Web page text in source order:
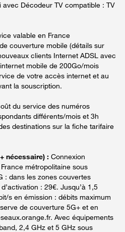
Décodeur TV compatible : TV
valable en France
couverture mobile (détails sur
clients Internet ADSL avec
mobile de 200Go/mois
de votre accès internet et au
la souscription.
du service des numéros
différents/mois et 3h
destinations sur la fiche tarifaire
nécessaire) : Connexion
métropolitaine sous
: dans les zones couvertes
: 29€. Jusqu’à 1,5
s en émission : débits maximum
de couverture 5G+ et en
Avec équipements
2,4 GHz et 5 GHz sous